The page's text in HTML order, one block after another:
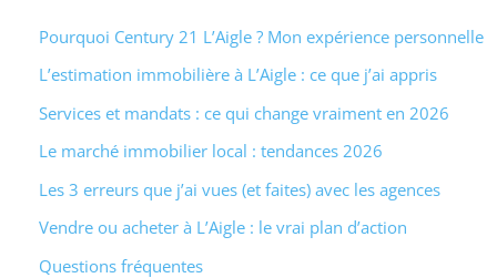
Pourquoi Century 21 L’Aigle ? Mon expérience personnelle
L’estimation immobilière à L’Aigle : ce que j’ai appris
Services et mandats : ce qui change vraiment en 2026
Le marché immobilier local : tendances 2026
Les 3 erreurs que j’ai vues (et faites) avec les agences
Vendre ou acheter à L’Aigle : le vrai plan d’action
Questions fréquentes